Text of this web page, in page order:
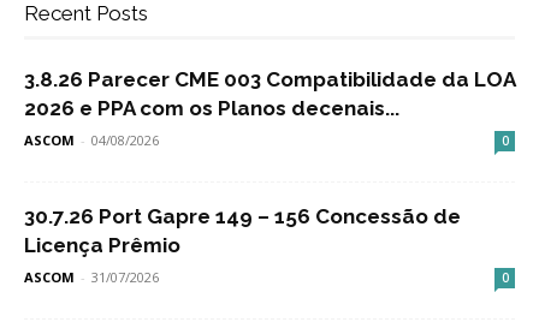
Recent Posts
3.8.26 Parecer CME 003 Compatibilidade da LOA
2026 e PPA com os Planos decenais...
ASCOM - 04/08/2026 0
30.7.26 Port Gapre 149 – 156 Concessão de
Licença Prêmio
ASCOM - 31/07/2026 0